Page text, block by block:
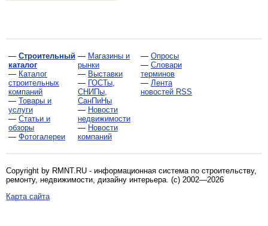
— Строительный
каталог
— Каталог
строительных
компаний
— Товары и
услуги
— Статьи и
обзоры
— Фотогалереи
— Магазины и
рынки
— Выставки
— ГОСТы,
СНИПы,
СанПиНы
— Новости
недвижимости
— Новости
компаний
— Опросы
— Словари
терминов
— Лента
новостей RSS
Copyright by RMNT.RU - информационная система по строительству,
ремонту, недвижимости, дизайну интерьера . (c) 2002—2026
Карта сайта